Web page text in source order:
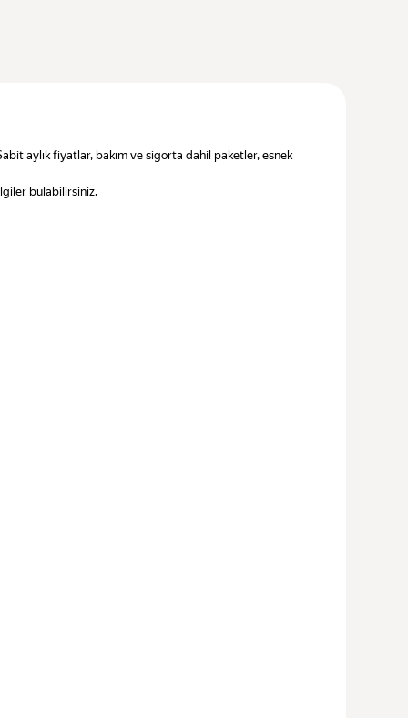
aylık fiyatlar, bakım ve sigorta dahil paketler, esnek
bulabilirsiniz.